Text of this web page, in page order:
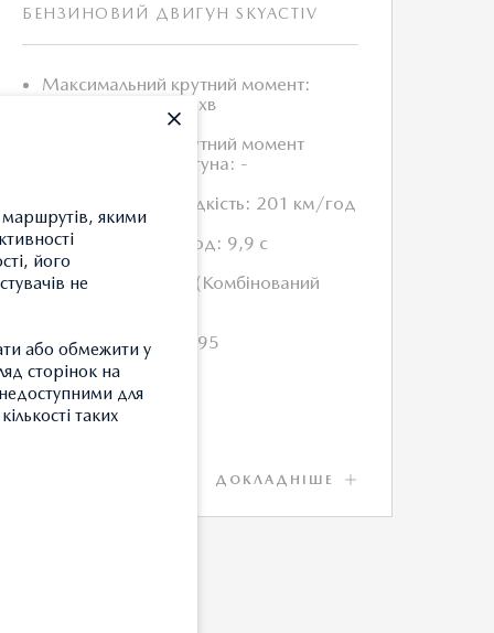
БЕНЗИНОВИЙ ДВИГУН SKYACTIV
Максимальний крутний момент:
250/3000 Нм/об.хв
Максимальний крутний момент
електричного двигуна: -
Максимальна швидкість: 201 км/год
Розгін 0-100 км/год: 9,9 с
Витрата пального (Комбінований
бензин не нижче А95
ДОКЛАДНІШЕ
маршрутів, якими
його
не
або обмежити у
сторінок на
для
таких